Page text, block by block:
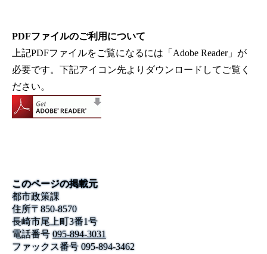
PDFファイルのご利用について
上記PDFファイルをご覧になるには「Adobe Reader」が
必要です。下記アイコン先よりダウンロードしてご覧く
ださい。
このページの掲載元
都市政策課
住所〒850-8570
長崎市尾上町3番1号
電話番号 095-894-3031
ファックス番号095-894-3462